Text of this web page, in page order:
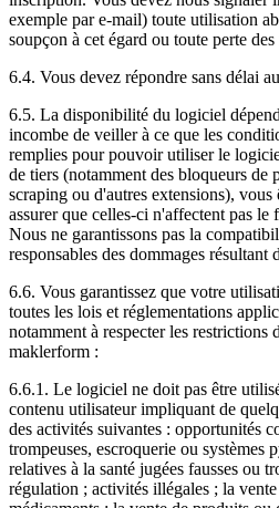
exemple par e-mail) toute utilisation
soupçon à cet égard ou toute perte
6.4. Vous devez répondre sans délai
6.5. La disponibilité du logiciel
incombe de veiller à ce que les
remplies pour pouvoir utiliser le
de tiers (notamment des bloqueurs de
scraping ou d'autres extensions), vous
assurer que celles-ci n'affectent pas
Nous ne garantissons pas la
responsables des dommages
6.6. Vous garantissez que votre
toutes les lois et réglementations
notamment à respecter les restrictions
maklerform :
6.6.1. Le logiciel ne doit pas être
contenu utilisateur impliquant de
des activités suivantes : opportunités
trompeuses, escroquerie ou systèmes
relatives à la santé jugées fausses ou
régulation ; activités illégales ; la